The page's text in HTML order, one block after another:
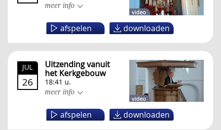
video
meer info
afspelen downloaden
video
JUL
26
Uitzending vanuit
het Kerkgebouw
18:41 u.
meer info
afspelen downloaden